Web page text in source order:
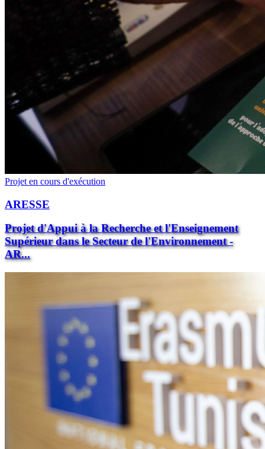
Projet en cours d'exécution
ARESSE
Projet d'Appui à la Recherche et l'Enseignement
Supérieur dans le Secteur de l'Environnement -
AR...